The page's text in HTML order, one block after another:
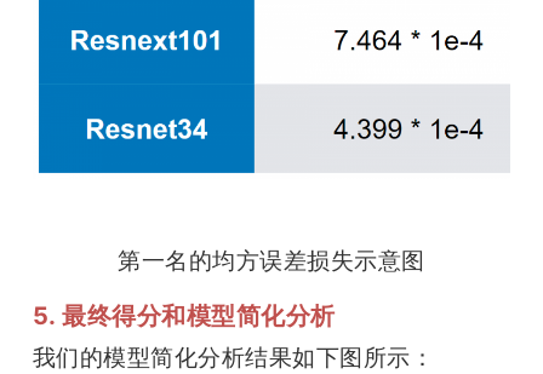
第一名的均方误差损失示意图
5. 最终得分和模型简化分析
我们的模型简化分析结果如下图所示：